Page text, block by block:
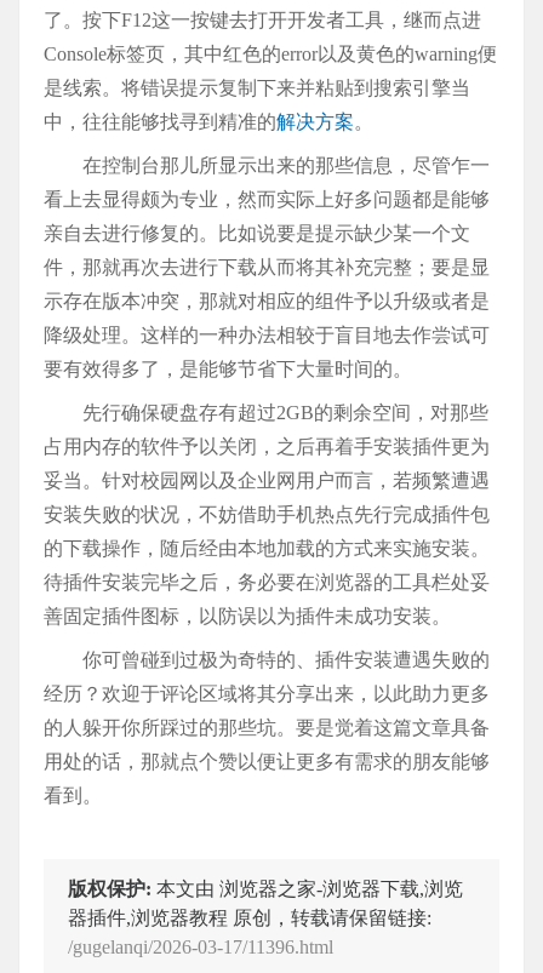
了。按下F12这一按键去打开开发者工具，继而点进
Console标签页，其中红色的error以及黄色的warning便
是线索。将错误提示复制下来并粘贴到搜索引擎当
中，往往能够找寻到精准的解决方案。
在控制台那儿所显示出来的那些信息，尽管乍一
看上去显得颇为专业，然而实际上好多问题都是能够
亲自去进行修复的。比如说要是提示缺少某一个文
件，那就再次去进行下载从而将其补充完整；要是显
示存在版本冲突，那就对相应的组件予以升级或者是
降级处理。这样的一种办法相较于盲目地去作尝试可
要有效得多了，是能够节省下大量时间的。
先行确保硬盘存有超过2GB的剩余空间，对那些
占用内存的软件予以关闭，之后再着手安装插件更为
妥当。针对校园网以及企业网用户而言，若频繁遭遇
安装失败的状况，不妨借助手机热点先行完成插件包
的下载操作，随后经由本地加载的方式来实施安装。
待插件安装完毕之后，务必要在浏览器的工具栏处妥
善固定插件图标，以防误以为插件未成功安装。
你可曾碰到过极为奇特的、插件安装遭遇失败的
经历？欢迎于评论区域将其分享出来，以此助力更多
的人躲开你所踩过的那些坑。要是觉着这篇文章具备
用处的话，那就点个赞以便让更多有需求的朋友能够
看到。
版权保护: 本文由 浏览器之家-浏览器下载,浏览
器插件,浏览器教程 原创，转载请保留链接:
/gugelanqi/2026-03-17/11396.html